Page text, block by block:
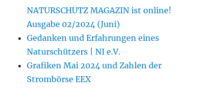
NATURSCHUTZ MAGAZIN ist online!
Ausgabe 02/2024 (Juni)
Gedanken und Erfahrungen eines
Naturschützers | NI e.V.
Grafiken Mai 2024 und Zahlen der
Strombörse EEX